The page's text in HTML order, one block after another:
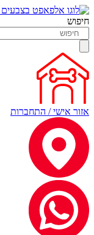
חיפוש
אזור אישי / התחברות